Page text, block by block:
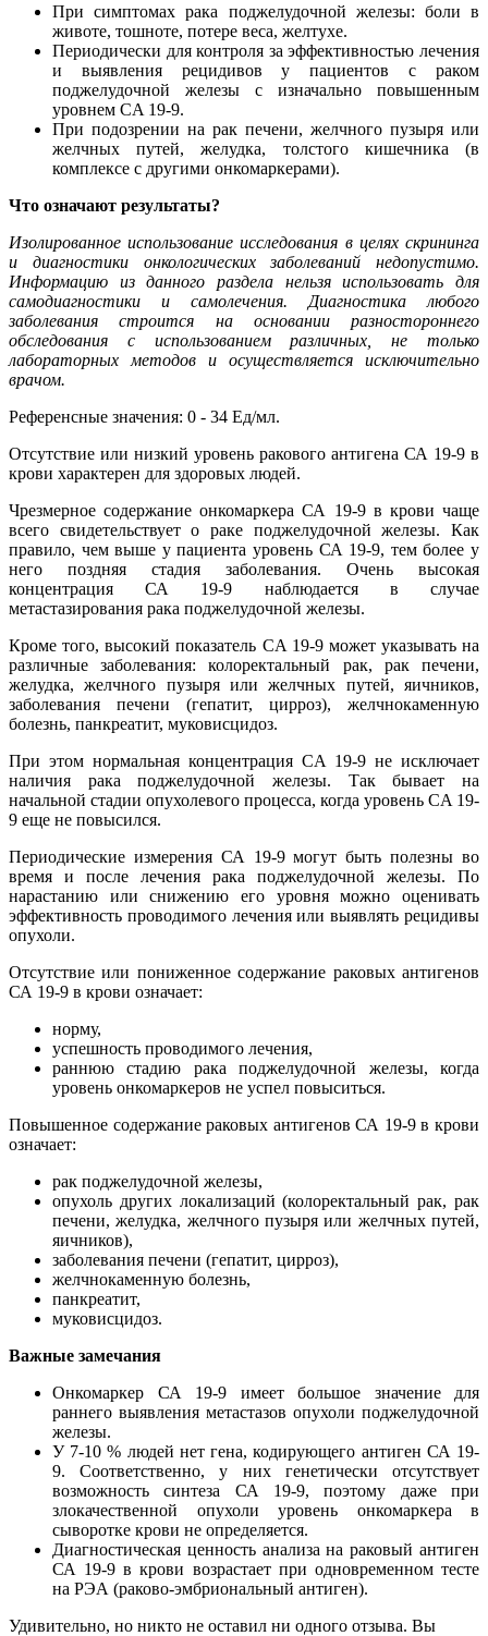
При симптомах рака поджелудочной железы: боли в
животе, тошноте, потере веса, желтухе.
Периодически для контроля за эффективностью лечения
и выявления рецидивов у пациентов с раком
поджелудочной железы с изначально повышенным
уровнем CA 19-9.
При подозрении на рак печени, желчного пузыря или
желчных путей, желудка, толстого кишечника (в
комплексе с другими онкомаркерами).
Что означают результаты?
Изолированное использование исследования в целях скрининга
и диагностики онкологических заболеваний недопустимо.
Информацию из данного раздела нельзя использовать для
самодиагностики и самолечения. Диагностика любого
заболевания строится на основании разностороннего
обследования с использованием различных, не только
лабораторных методов и осуществляется исключительно
врачом.
Референсные значения: 0 - 34 Ед/мл.
Отсутствие или низкий уровень ракового антигена СА 19-9 в
крови характерен для здоровых людей.
Чрезмерное содержание онкомаркера СА 19-9 в крови чаще
всего свидетельствует о раке поджелудочной железы. Как
правило, чем выше у пациента уровень СА 19-9, тем более у
него поздняя стадия заболевания. Очень высокая
концентрация СА 19-9 наблюдается в случае
метастазирования рака поджелудочной железы.
Кроме того, высокий показатель CA 19-9 может указывать на
различные заболевания: колоректальный рак, рак печени,
желудка, желчного пузыря или желчных путей, яичников,
заболевания печени (гепатит, цирроз), желчнокаменную
болезнь, панкреатит, муковисцидоз.
При этом нормальная концентрация CA 19-9 не исключает
наличия рака поджелудочной железы. Так бывает на
начальной стадии опухолевого процесса, когда уровень CA 19-
9 еще не повысился.
Периодические измерения СА 19-9 могут быть полезны во
время и после лечения рака поджелудочной железы. По
нарастанию или снижению его уровня можно оценивать
эффективность проводимого лечения или выявлять рецидивы
опухоли.
Отсутствие или пониженное содержание раковых антигенов
СА 19-9 в крови означает:
норму,
успешность проводимого лечения,
раннюю стадию рака поджелудочной железы, когда
уровень онкомаркеров не успел повыситься.
Повышенное содержание раковых антигенов СА 19-9 в крови
означает:
рак поджелудочной железы,
опухоль других локализаций (колоректальный рак, рак
печени, желудка, желчного пузыря или желчных путей,
яичников),
заболевания печени (гепатит, цирроз),
желчнокаменную болезнь,
панкреатит,
муковисцидоз.
Важные замечания
Онкомаркер СА 19-9 имеет большое значение для
раннего выявления метастазов опухоли поджелудочной
железы.
У 7-10 % людей нет гена, кодирующего антиген СА 19-
9. Соответственно, у них генетически отсутствует
возможность синтеза СА 19-9, поэтому даже при
злокачественной опухоли уровень онкомаркера в
сыворотке крови не определяется.
Диагностическая ценность анализа на раковый антиген
СА 19-9 в крови возрастает при одновременном тесте
на РЭА (раково-эмбриональный антиген).
Удивительно, но никто не оставил ни одного отзыва. Вы